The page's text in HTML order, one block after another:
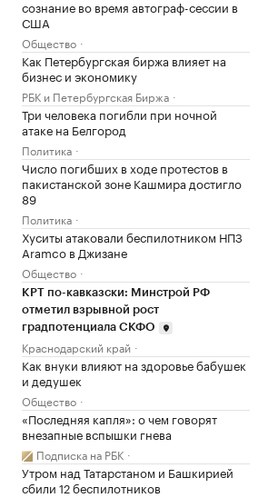
сознание во время автограф-сессии в
США
Общество
Как Петербургская биржа влияет на
бизнес и экономику
РБК и Петербургская Биржа
Три человека погибли при ночной
атаке на Белгород
Политика
Число погибших в ходе протестов в
пакистанской зоне Кашмира достигло
89
Политика
Хуситы атаковали беспилотником НПЗ
Aramco в Джизане
Общество
КРТ по-кавказски: Минстрой РФ
отметил взрывной рост
градпотенциала СКФО
Краснодарский край
Как внуки влияют на здоровье бабушек
и дедушек
Общество
«Последняя капля»: о чем говорят
внезапные вспышки гнева
Подписка на РБК
Утром над Татарстаном и Башкирией
сбили 12 беспилотников